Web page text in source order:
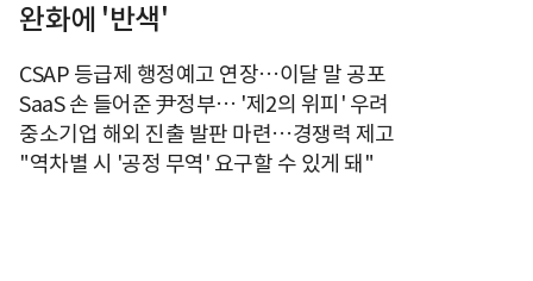
완화에 '반색'
CSAP 등급제 행정예고 연장…이달 말 공포
SaaS 손 들어준 尹정부… '제2의 위피' 우려
중소기업 해외 진출 발판 마련…경쟁력 제고
"역차별 시 '공정 무역' 요구할 수 있게 돼"